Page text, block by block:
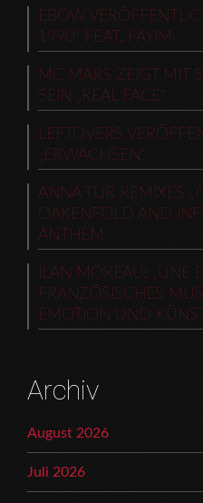
EBOW
1990“ FEAT. FAYIM
MC MARS ZEIGT MIT
SEIN „REAL FACE“
LEFTOVERS
„ERWACHSEN“
ANNA TUR REMIXES
OAKENFOLD AND
ANTHEM
ILAN MOREAU: „UNE
FRANZÖSISCHES
EMOTION UND
Archiv
August 2026
Juli 2026